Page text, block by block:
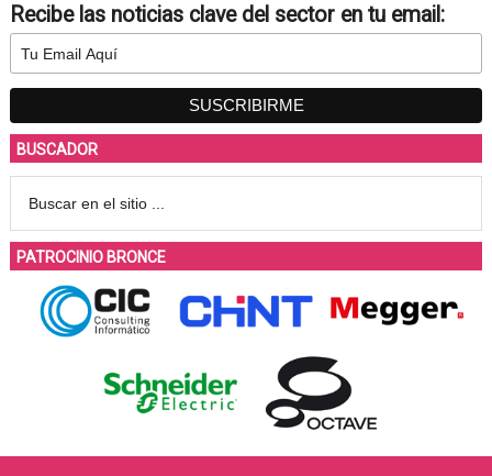
Recibe las noticias clave del sector en tu email:
BUSCADOR
PATROCINIO BRONCE